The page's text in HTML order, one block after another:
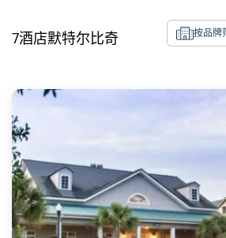
7酒店默特尔比奇 按品牌